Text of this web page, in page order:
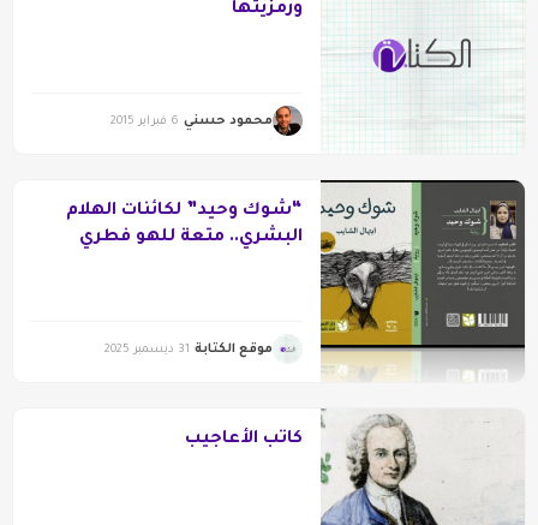
ورمزيتها
محمود حسني 6 فبراير 2015
“شوك وحيد” لكائنات الهلام
البشري.. متعة للهو فطري
موقع الكتابة 31 ديسمبر 2025
كاتب الأعاجيب